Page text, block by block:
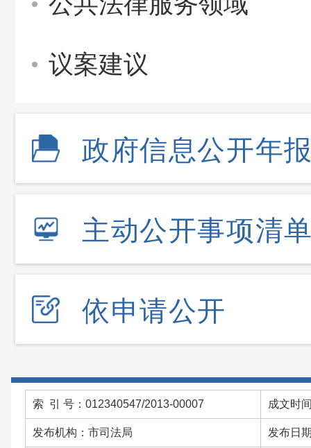
议案建议
政府信息公开年
主动公开事项清
依申请公开
索 引 号：012340547/2013-00007 成文时
发布机构：市司法局 发布日